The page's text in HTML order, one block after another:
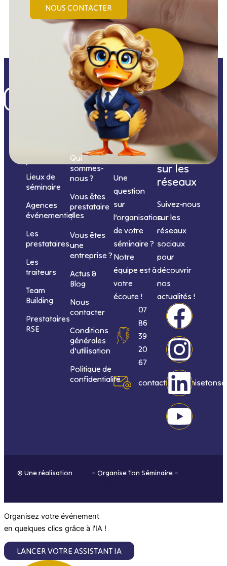
NOUS CONTACTER
prestations
Lieux de
séminaire
Agences
événementielles
Les
prestataires
Les
traiteurs
Team
Building
Prestataires
RSE
Informations
Qui
sommes-
nous ?
Vous êtes
prestataire
?
Vous êtes
une
entreprise ?
Actus &
Blog
Nous
contacter
Conditions
générales
d’utilisation
Politique de
confidentialité
Nous
contacter
Une
question
sur
l’organisation
de votre
séminaire ?
Notre
équipe est à
votre
écoute !
07
86
39
20
67
Nous
suivre
sur les
réseaux
Suivez-nous
sur les
réseaux
sociaux
pour
découvrir
nos
actualités !
F
a
c
e
b
I
n
s
t
a
L
i
n
k
e
Y
o
u
t
u
© Une réalisation – Organise Ton Séminaire –
Organisez votre événement
en quelques clics grâce à l'IA !
LANCER VOTRE ASSISTANT IA